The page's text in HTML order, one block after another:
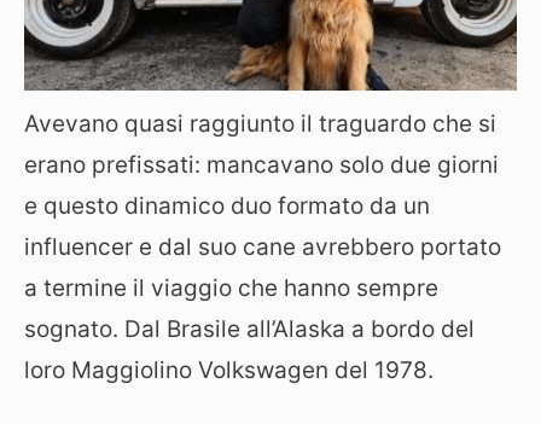
Avevano quasi raggiunto il traguardo che si
erano prefissati: mancavano solo due giorni
e questo dinamico duo formato da un
influencer e dal suo cane avrebbero portato
a termine il viaggio che hanno sempre
sognato. Dal Brasile all’Alaska a bordo del
loro Maggiolino Volkswagen del 1978.